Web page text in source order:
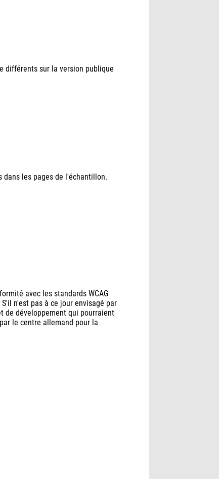
différents sur la version publique
les pages de l'échantillon.
avec les standards WCAG
S'il n'est pas à ce jour envisagé par
de développement qui pourraient
le centre allemand pour la